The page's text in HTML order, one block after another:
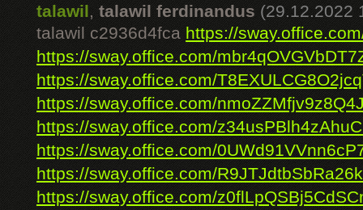
talawil, talawil ferdinandus (29.12.2022
talawil c2936d4fca https://
https://sway.office.com/
https://sway.office.com/
https://sway.office.com/
https://sway.office.com/
https://sway.office.com/
https://sway.office.com/
https://sway.office.com/